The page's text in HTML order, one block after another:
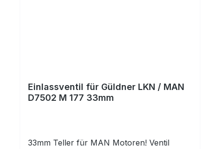
Einlassventil für Güldner LKN / MAN
D7502 M 177 33mm
33mm Teller für MAN Motoren! Ventil